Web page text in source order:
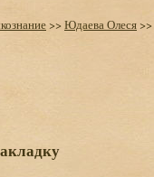
>>Юдаева Олеся>>